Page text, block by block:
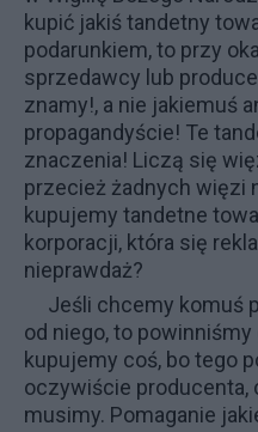
kupić jakiś tandetny
podarunkiem, to przy
sprzedawcy lub
znamy!, a nie jakiemuś
propagandyście! Te
znaczenia! Liczą się
przecież żadnych więzi
kupujemy tandetne
korporacji, która się
nieprawdaż?
Jeśli chcemy komuś
od niego, to powinniśmy
kupujemy coś, bo tego
oczywiście producenta,
musimy. Pomaganie